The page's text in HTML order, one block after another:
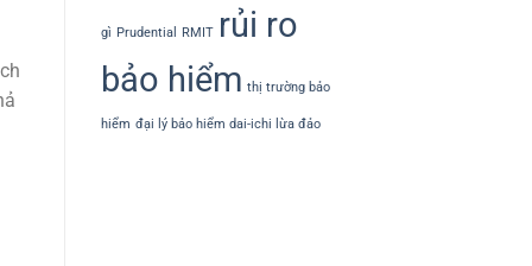
gì Prudential RMIT rủi ro
bảo hiểm thị trường bảo
hiểm đại lý bảo hiểm dai-ichi lừa đảo